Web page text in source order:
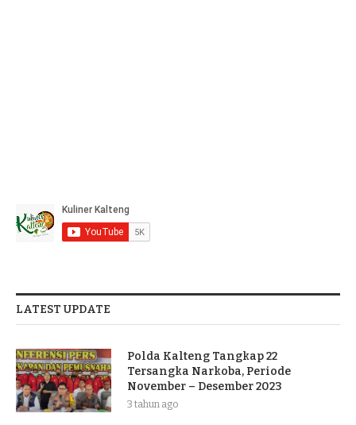
LATEST UPDATE
Polda Kalteng Tangkap 22
Tersangka Narkoba, Periode
November – Desember 2023
3 tahun ago